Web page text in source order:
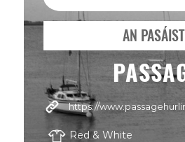
AN
https://
Red & White